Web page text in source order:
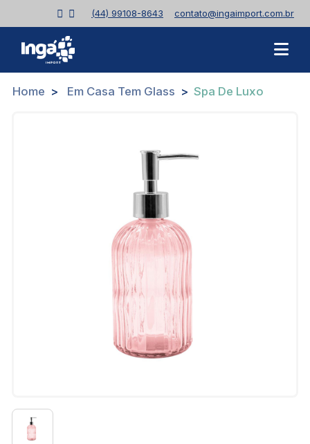
(44) 99108-8643 contato@ingaimport.com.br
Home Em Casa Tem Glass Spa De Luxo